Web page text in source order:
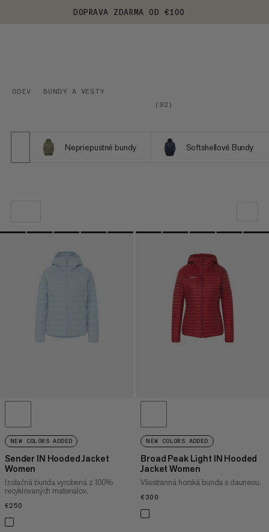
DOPRAVA ZDARMA OD €100
ODEV
BUNDY A VESTY
( 92 )
Nepriepustné bundy Softshellové Bundy
NAŠE ODPORÚČANIE
CENA OD NAJNIŽŠEJ PO NAJVYŠŠIU
CENA VYSOKÁ AŽ NÍZKA
NEW COLORS ADDED
Sender IN Hooded Jacket
Women
Izolačná bunda vyrobená z 100%
recyklovaných materiálov.
€250
NEW COLORS ADDED
Broad Peak Light IN Hooded
Jacket Women
Všestranná horská bunda s dauneou.
€300